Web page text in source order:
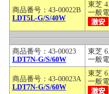
商品番号：43-00022B
LDT5L-G/S/40W
東芝
一般
商品番号：43-00023
LDT7N-G/S/60W
東芝
一般
商品番号：43-00023A
LDT7N-G/S/60W
東芝
一般